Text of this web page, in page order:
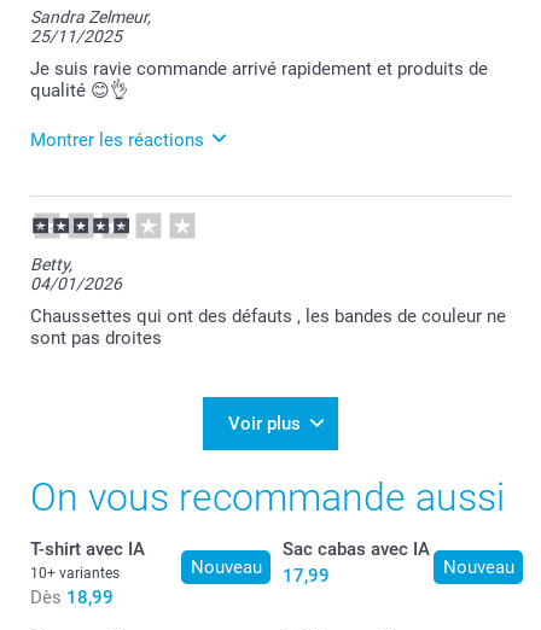
Sandra Zelmeur,
25/11/2025
Je suis ravie commande arrivé rapidement et produits de
qualité 😊👌
Montrer les réactions
26/11/2025
07:54
Bonjour Sandra,
Je vous remercie pour votre commande et c'est un
plaisir d'apprendre que vous appréciez vos produits
commandés.
Florence@smartphoto
Betty,
04/01/2026
Chaussettes qui ont des défauts , les bandes de couleur ne
sont pas droites
Voir plus
On vous recommande aussi
Nouveau
T-shirt avec IA
10+ variantes
Dès 18,99
Nouveau
Sac cabas avec IA
17,99